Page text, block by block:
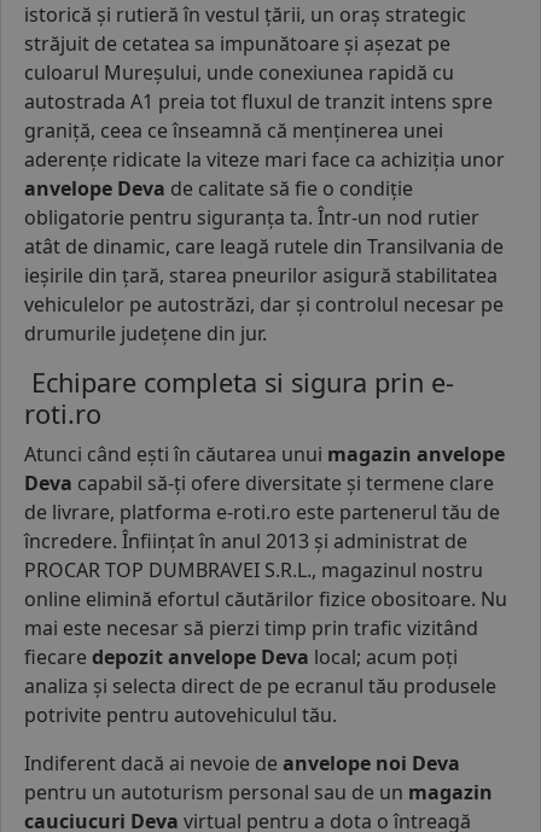
istorică și rutieră în vestul țării, un oraș strategic
străjuit de cetatea sa impunătoare și așezat pe
culoarul Mureșului, unde conexiunea rapidă cu
autostrada A1 preia tot fluxul de tranzit intens spre
graniță, ceea ce înseamnă că menținerea unei
aderențe ridicate la viteze mari face ca achiziția unor
anvelope Deva de calitate să fie o condiție
obligatorie pentru siguranța ta. Într-un nod rutier
atât de dinamic, care leagă rutele din Transilvania de
ieșirile din țară, starea pneurilor asigură stabilitatea
vehiculelor pe autostrăzi, dar și controlul necesar pe
drumurile județene din jur.
Echipare completa si sigura prin e-
roti.ro
Atunci când ești în căutarea unui magazin anvelope
Deva capabil să-ți ofere diversitate și termene clare
de livrare, platforma e-roti.ro este partenerul tău de
încredere. Înființat în anul 2013 și administrat de
PROCAR TOP DUMBRAVEI S.R.L., magazinul nostru
online elimină efortul căutărilor fizice obositoare. Nu
mai este necesar să pierzi timp prin trafic vizitând
fiecare depozit anvelope Deva local; acum poți
analiza și selecta direct de pe ecranul tău produsele
potrivite pentru autovehiculul tău.
Indiferent dacă ai nevoie de anvelope noi Deva
pentru un autoturism personal sau de un magazin
cauciucuri Deva virtual pentru a dota o întreagă